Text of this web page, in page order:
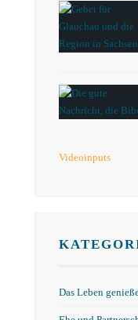
Videoinputs
Das Leben